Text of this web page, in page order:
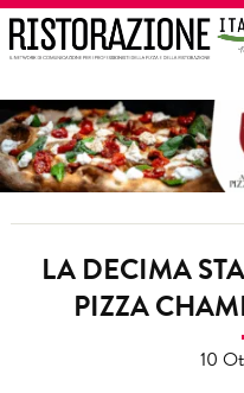
LA DECIMA
PIZZA
10